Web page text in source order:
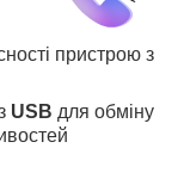
пристрою з
USB для обміну